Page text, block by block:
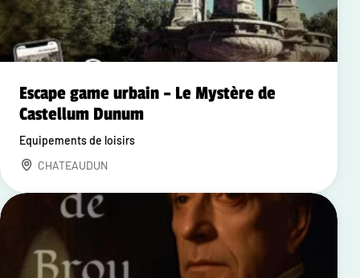
Escape game urbain – Le Mystère de
Castellum Dunum
Equipements de loisirs
CHATEAUDUN